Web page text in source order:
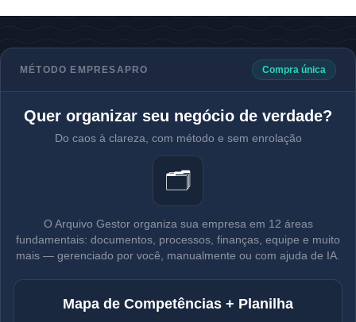
MÉTODO EMPRESAPRO Compra única
Quer organizar seu negócio de verdade?
Do caos à clareza, com método e sem enrolação
🗂️
O Arquivo Gestor organiza sua empresa em 12 áreas
fundamentais: documentos, processos, finanças, equipe e muito
mais — gerenciado por você, manualmente ou com ajuda de IA.
Mapa de Competências + Planilha